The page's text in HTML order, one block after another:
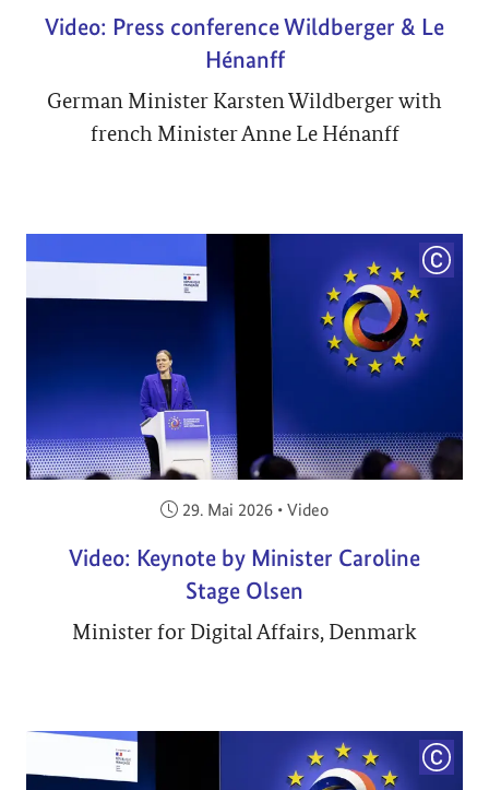
Video: Press conference Wildberger & Le
Hénanff
German Minister Karsten Wildberger with
french Minister Anne Le Hénanff
Veröffentlicht am:
29. Mai 2026 • Video
Video: Keynote by Minister Caroline
Stage Olsen
Minister for Digital Affairs, Denmark